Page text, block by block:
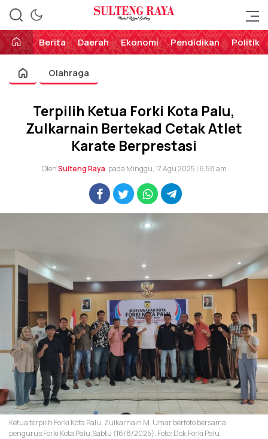
Sulteng Raya
Perekat Rakyat Sulteng
Berita
Daerah Ekonomi Pendidikan Politik
Olahraga
Terpilih Ketua Forki Kota Palu,
Zulkarnain Bertekad Cetak Atlet
Karate Berprestasi
OlehSulteng Raya pada Minggu, 17 Agu 2025 | 6:58 am
Ketua terpilih Forki Kota Palu, Zulkarnain M. Umar berfoto bersama
pengurus Forki Kota Palu,Sabtu (16/8/2025). Foto: Dok.Forki Palu